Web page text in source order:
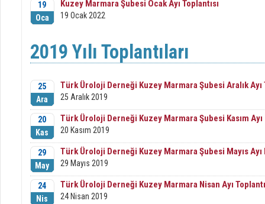
19
Oca
Kuzey Marmara Şubesi Ocak Ayı Toplantısı
19 Ocak 2022
2019 Yılı Toplantıları
25
Ara
Türk Üroloji Derneği Kuzey Marmara Şubesi Aralık Ayı
25 Aralık 2019
20
Kas
Türk Üroloji Derneği Kuzey Marmara Şubesi Kasım Ayı
20 Kasım 2019
29
May
Türk Üroloji Derneği Kuzey Marmara Şubesi Mayıs Ayı
29 Mayıs 2019
24
Nis
Türk Üroloji Derneği Kuzey Marmara Nisan Ayı
24 Nisan 2019